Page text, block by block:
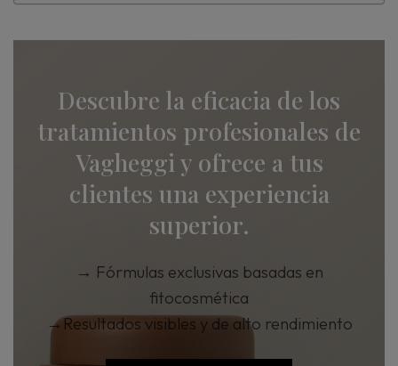
Descubre la eficacia de los
tratamientos profesionales de
Vagheggi y ofrece a tus
clientes una experiencia
superior.
→ Fórmulas exclusivas basadas en
fitocosmética
→Resultados visibles y de alto rendimiento